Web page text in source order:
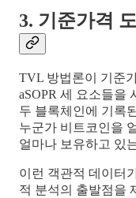
3. 기준가격
TVL 방법론이 기준
aSOPR 세 요소들을
두 블록체인에 기록
누군가 비트코인을
얼마나 보유하고 있
이런 객관적 데이터
적 분석의 출발점을